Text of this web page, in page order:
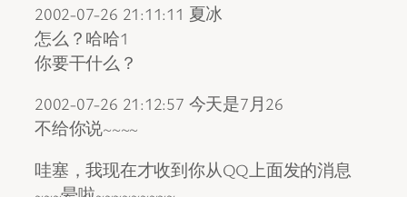
2002-07-26 21:11:11 夏冰
怎么？哈哈1
你要干什么？
2002-07-26 21:12:57 今天是7月26
不给你说~~~~
哇塞，我现在才收到你从QQ上面发的消息